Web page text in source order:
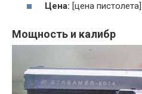
Цена: [цена пистолета]
Мощность и калибр